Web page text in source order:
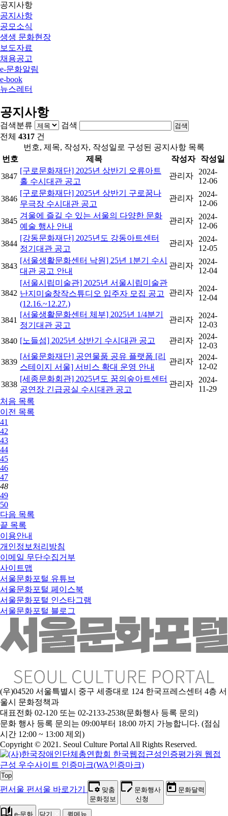
공지사항
공지사항
공모소식
생생 문화현장
보도자료
채용공고
e-문화알림
e-book
뉴스레터
공지사항
검색분류 검색 검색
전체 4317 건
번호, 제목, 작성자, 작성일로 구성된 공지사항 목록
번호
제목 작성자
작성일
3847
[구로문화재단] 2025년 상반기 오류아트
홀 수시대관 공고
관리자
2024-
12-06
3846
[구로문화재단] 2025년 상반기 구로꿈나
무극장 수시대관 공고
관리자
2024-
12-06
3845
겨울에 즐길 수 있는 서울의 다양한 문화
예술 행사 안내
관리자
2024-
12-06
3844
[강동문화재단] 2025년도 강동아트센터
정기대관 공고
관리자
2024-
12-05
3843
[서울생활문화센터 낙원] 25년 1분기 수시
대관 공고 안내
관리자
2024-
12-04
3842
[서울시립미술관] 2025년 서울시립미술관
난지미술창작스튜디오 입주자 모집 공고
(12.16.~12.27.)
관리자
2024-
12-04
3841
[서울생활문화센터 체부] 2025년 1/4분기
정기대관 공고
관리자
2024-
12-03
3840 [노들섬] 2025년 상반기 수시대관 공고 관리자
2024-
12-03
3839
[서울문화재단] 공연물품 공유 플랫폼 [리
스테이지 서울] 서비스 확대 운영 안내
관리자
2024-
12-02
3838
[세종문화회관] 2025년도 꿈의숲아트센터
공연장 긴급공실 수시대관 공고
관리자
2024-
11-29
처음 목록
이전 목록
41
42
43
44
45
46
47
48
49
50
다음 목록
끝 목록
이용안내
개인정보처리방침
이메일 무단수집거부
사이트맵
서울문화포털 유튜브
서울문화포털 페이스북
서울문화포털 인스타그램
서울문화포털 블로그
(우)04520 서울특별시 중구 세종대로 124 한국프레스센터 4층 서
울시 문화정책과
대표전화 02-120 또는 02-2133-2538(문화행사 등록 문의)
문화 행사 등록 문의는 09:00부터 18:00 까지 가능합니다. (점심
시간 12:00 ~ 13:00 제외)
Copyright © 2021. Seoul Culture Portal All Rights Reserved.
Top
펀서울 펀서울 바로가기
맞춤
문화정보
문화행사
신청
문화달력
e-문화 닫기 퀵메뉴